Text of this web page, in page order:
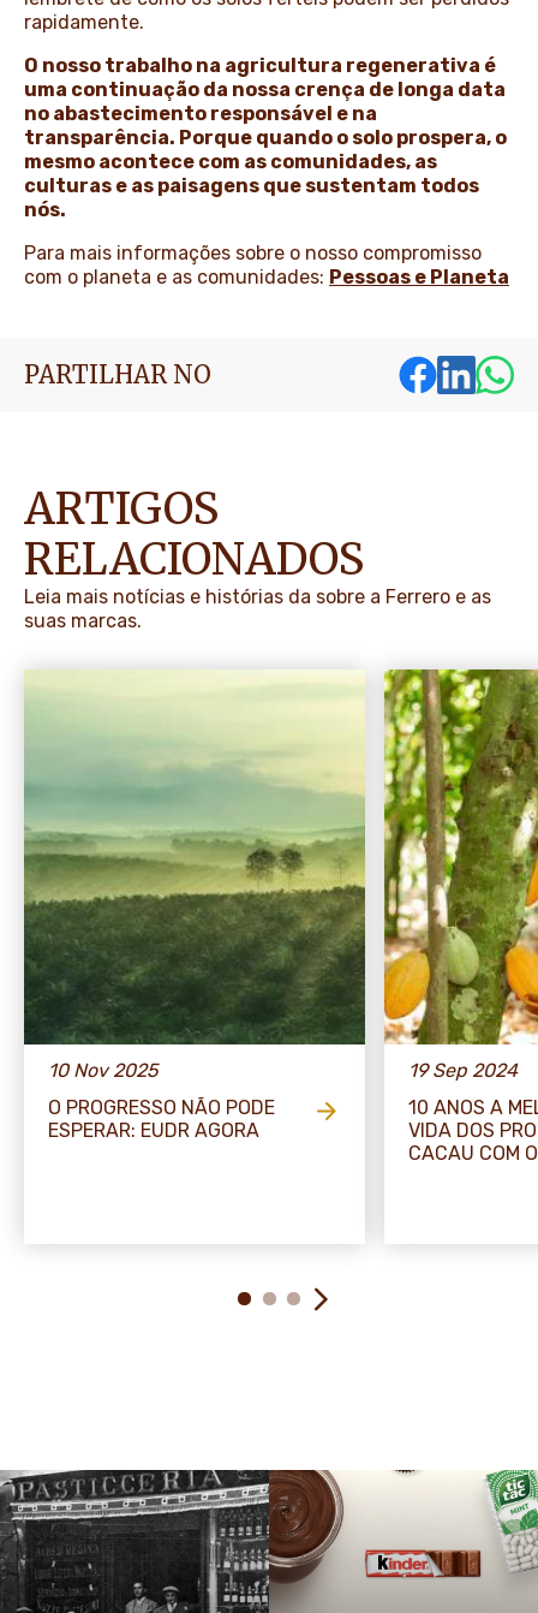
rapidamente.
O nosso trabalho na agricultura regenerativa é
uma continuação da nossa crença de longa data
no abastecimento responsável e na
transparência. Porque quando o solo prospera, o
mesmo acontece com as comunidades, as
culturas e as paisagens que sustentam todos
nós.
Para mais informações sobre o nosso compromisso
com o planeta e as comunidades: Pessoas e Planeta
PARTILHAR NO
ARTIGOS
RELACIONADOS
Leia mais notícias e histórias da sobre a Ferrero e as
suas marcas.
10 Nov 2025
O PROGRESSO NÃO PODE
ESPERAR: EUDR AGORA
19 Sep 2024
10 ANOS A
VIDA DOS
CACAU COM